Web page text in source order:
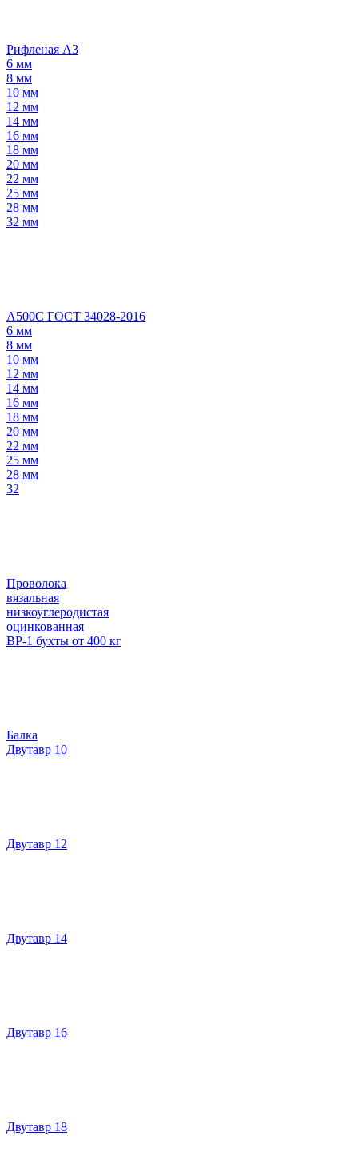
Рифленая А3
6 мм
8 мм
10 мм
12 мм
14 мм
16 мм
18 мм
20 мм
22 мм
25 мм
28 мм
32 мм
А500С ГОСТ 34028-2016
6 мм
8 мм
10 мм
12 мм
14 мм
16 мм
18 мм
20 мм
22 мм
25 мм
28 мм
32
Проволока
вязальная
низкоуглеродистая
оцинкованная
ВР-1 бухты от 400 кг
Балка
Двутавр 10
Двутавр 12
Двутавр 14
Двутавр 16
Двутавр 18